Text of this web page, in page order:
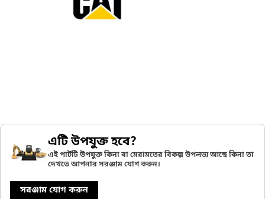
এটি উপযুক্ত হবে?
এই পার্টটি উপযুক্ত কিনা বা মেরামতের বিকল্প উপলভ্য আছে কিনা তা
দেখতে আপনার সরঞ্জাম যোগ করুন।
সরঞ্জাম যোগ করুন